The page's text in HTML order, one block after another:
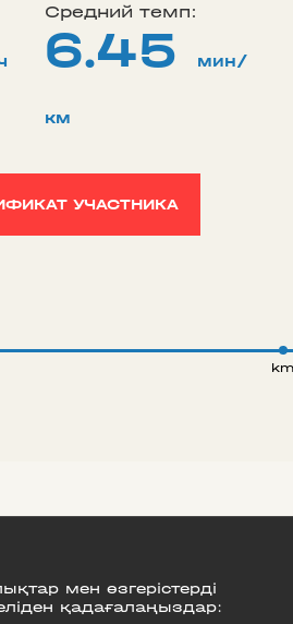
Средний темп:
6.45 мин/
км
УЧАСТНИКА
km
мен өзгерістерді
қадағалаңыздар: